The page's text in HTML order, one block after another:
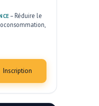
– Réduire le
Inscription